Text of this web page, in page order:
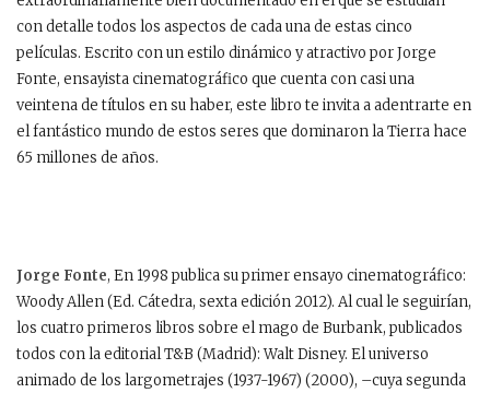
con detalle todos los aspectos de cada una de estas cinco
películas. Escrito con un estilo dinámico y atractivo por Jorge
Fonte, ensayista cinematográfico que cuenta con casi una
veintena de títulos en su haber, este libro te invita a adentrarte en
el fantástico mundo de estos seres que dominaron la Tierra hace
65 millones de años.
Jorge Fonte, En 1998 publica su primer ensayo cinematográfico:
Woody Allen (Ed. Cátedra, sexta edición 2012). Al cual le seguirían,
los cuatro primeros libros sobre el mago de Burbank, publicados
todos con la editorial T&B (Madrid): Walt Disney. El universo
animado de los largometrajes (1937-1967) (2000), –cuya segunda